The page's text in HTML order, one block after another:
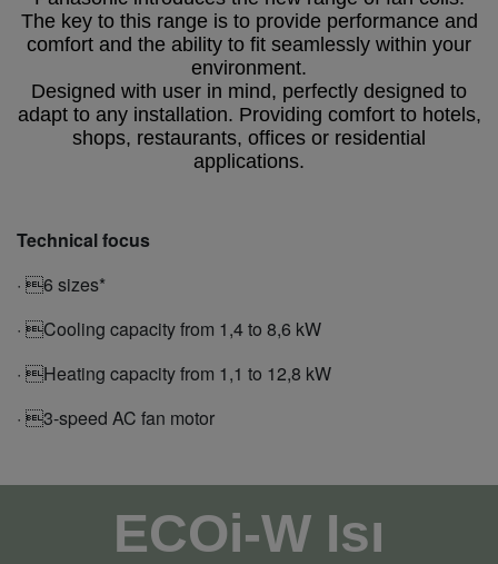
The key to this range is to provide performance and
comfort and the ability to fit seamlessly within your
environment.
Designed with user in mind, perfectly designed to
adapt to any installation. Providing comfort to hotels,
shops, restaurants, offices or residential
applications.
Technical focus
· 6 sizes*
· Cooling capacity from 1,4 to 8,6 kW
· Heating capacity from 1,1 to 12,8 kW
· 3-speed AC fan motor
ECOi-W Isı